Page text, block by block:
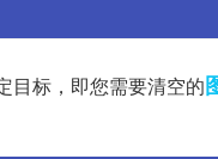
目标，即您需要清空的